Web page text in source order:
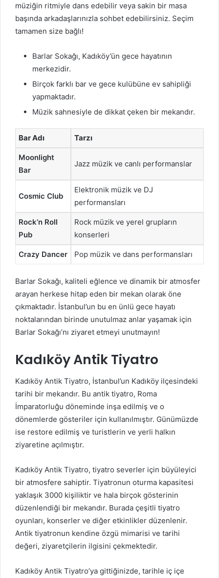
müziğin ritmiyle dans edebilir veya sakin bir masa
başında arkadaşlarınızla sohbet edebilirsiniz. Seçim
tamamen size bağlı!
Barlar Sokağı, Kadıköy’ün gece hayatının
merkezidir.
Birçok farklı bar ve gece kulübüne ev sahipliği
yapmaktadır.
Müzik sahnesiyle de dikkat çeken bir mekandır.
Bar Adı Tarzı
Moonlight
Bar
Jazz müzik ve canlı performanslar
Cosmic Club
Elektronik müzik ve DJ
performansları
Rock’n Roll
Pub
Rock müzik ve yerel grupların
konserleri
Crazy Dancer Pop müzik ve dans performansları
Barlar Sokağı, kaliteli eğlence ve dinamik bir atmosfer
arayan herkese hitap eden bir mekan olarak öne
çıkmaktadır. İstanbul’un bu en ünlü gece hayatı
noktalarından birinde unutulmaz anlar yaşamak için
Barlar Sokağı’nı ziyaret etmeyi unutmayın!
Kadıköy Antik Tiyatro
Kadıköy Antik Tiyatro, İstanbul’un Kadıköy ilçesindeki
tarihi bir mekandır. Bu antik tiyatro, Roma
İmparatorluğu döneminde inşa edilmiş ve o
dönemlerde gösteriler için kullanılmıştır. Günümüzde
ise restore edilmiş ve turistlerin ve yerli halkın
ziyaretine açılmıştır.
Kadıköy Antik Tiyatro, tiyatro severler için büyüleyici
bir atmosfere sahiptir. Tiyatronun oturma kapasitesi
yaklaşık 3000 kişiliktir ve hala birçok gösterinin
düzenlendiği bir mekandır. Burada çeşitli tiyatro
oyunları, konserler ve diğer etkinlikler düzenlenir.
Antik tiyatronun kendine özgü mimarisi ve tarihi
değeri, ziyaretçilerin ilgisini çekmektedir.
Kadıköy Antik Tiyatro’ya gittiğinizde, tarihle iç içe